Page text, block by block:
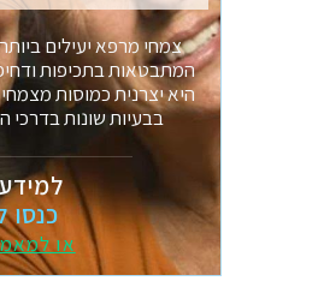
צמחי מרפא יעילים
המתבטאות בתכיפות
היא יצרנית כמוסות
בבעיות שונות
כנסו
או